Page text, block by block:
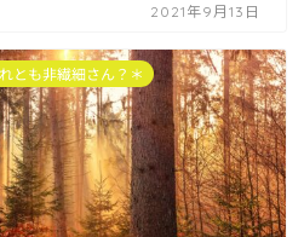
2021年9月13日
とも非繊細さん？＊